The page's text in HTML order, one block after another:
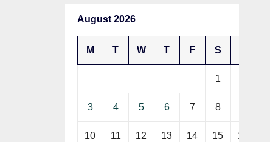
August 2026
M T W T F S
1
3 4 5 6 7 8
10 11 12 13 14 15 16